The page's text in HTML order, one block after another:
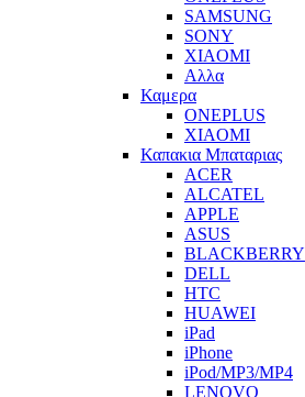
SAMSUNG
SONY
XIAOMI
Αλλα
Καμερα
ONEPLUS
XIAOMI
Καπακια Μπαταριας
ACER
ALCATEL
APPLE
ASUS
BLACKBERRY
DELL
HTC
HUAWEI
iPad
iPhone
iPod/MP3/MP4
LENOVO